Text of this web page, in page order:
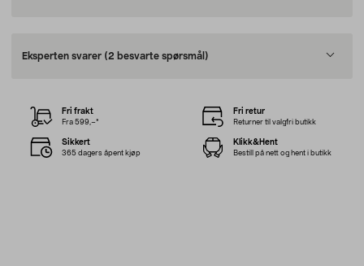
Eksperten svarer (2 besvarte spørsmål)
Fri frakt
Fra 599,–*
Fri retur
Returner til valgfri butikk
Sikkert
365 dagers åpent kjøp
Klikk&Hent
Bestill på nett og hent i butikk